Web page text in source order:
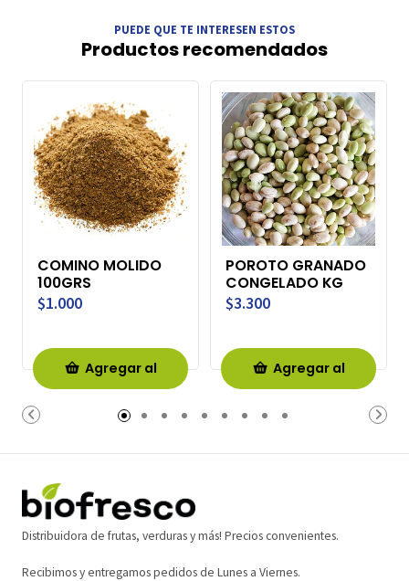
PUEDE QUE TE INTERESEN ESTOS
Productos recomendados
COMINO MOLIDO
100GRS
$1.000
Agregar al
Carro
POROTO GRANADO
CONGELADO KG
$3.300
Agregar al
Carro
Distribuidora de frutas, verduras y más! Precios convenientes.
Recibimos y entregamos pedidos de Lunes a Viernes.